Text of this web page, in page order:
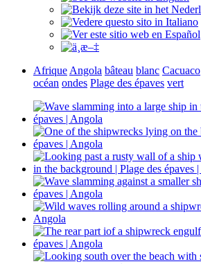
Afrique Angola bâteau blanc Cacuaco
océan ondes Plage des épaves vert